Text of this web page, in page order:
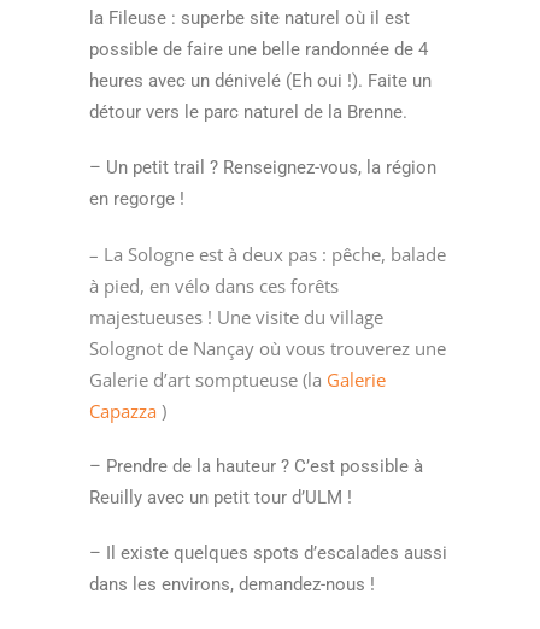
la Fileuse : superbe site naturel où il est
possible de faire une belle randonnée de 4
heures avec un dénivelé (Eh oui !). Faite un
détour vers le parc naturel de la Brenne.
– Un petit trail ? Renseignez-vous, la région
en regorge !
– La Sologne est à deux pas : pêche, balade
à pied, en vélo dans ces forêts
majestueuses ! Une visite du village
Solognot de Nançay où vous trouverez une
Galerie d’art somptueuse (la Galerie
Capazza )
– Prendre de la hauteur ? C’est possible à
Reuilly avec un petit tour d’ULM !
– Il existe quelques spots d’escalades aussi
dans les environs, demandez-nous !